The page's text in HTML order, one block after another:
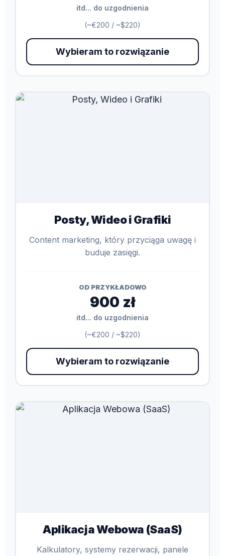
itd... do uzgodnienia
(~€200 / ~$220)
Wybieram to rozwiązanie
Posty, Wideo i Grafiki
Content marketing, który przyciąga uwagę i
buduje zasięgi.
OD PRZYKŁADOWO
900 zł
itd... do uzgodnienia
(~€200 / ~$220)
Wybieram to rozwiązanie
Aplikacja Webowa (SaaS)
Kalkulatory, systemy rezerwacji, panele